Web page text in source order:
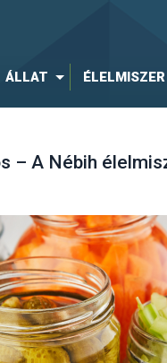
ÁLLAT ÉLELMISZER
– A Nébih